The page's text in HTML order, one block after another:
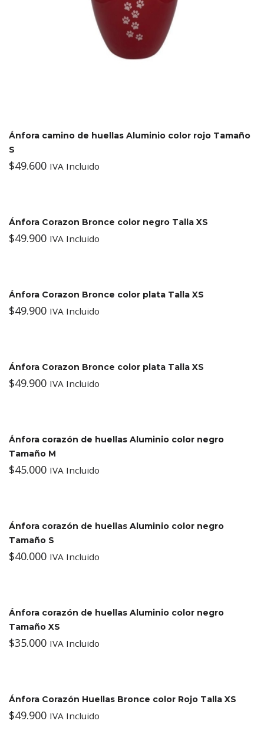
Ánfora camino de huellas Aluminio color rojo Tamaño
S
$49.600 IVA Incluido
Ánfora Corazon Bronce color negro Talla XS
$49.900 IVA Incluido
Ánfora Corazon Bronce color plata Talla XS
$49.900 IVA Incluido
Ánfora Corazon Bronce color plata Talla XS
$49.900 IVA Incluido
Ánfora corazón de huellas Aluminio color negro
Tamaño M
$45.000 IVA Incluido
Ánfora corazón de huellas Aluminio color negro
Tamaño S
$40.000 IVA Incluido
Ánfora corazón de huellas Aluminio color negro
Tamaño XS
$35.000 IVA Incluido
Ánfora Corazón Huellas Bronce color Rojo Talla XS
$49.900 IVA Incluido